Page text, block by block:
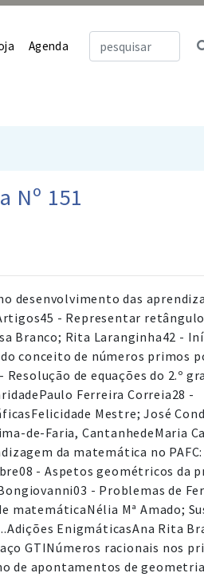
Agenda
Nº 151
desenvolvimento das
- Representar
Branco; Rita Laranginha42 -
conceito de números primos
de equações do 2.º
Ferreira Correia28 -
Mestre; José
de-Faria, CantanhedeMaria
da matemática no
- Aspetos geométricos da
- Problemas de
Mª Amado;
EnigmáticasAna Rita
GTINúmeros racionais nos
de apontamentos de